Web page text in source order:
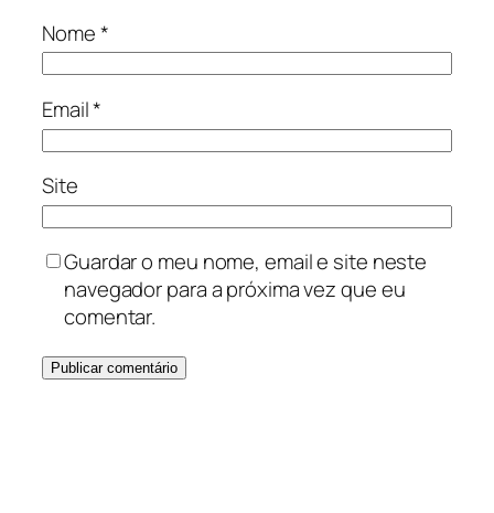
Nome*
Email*
Site
Guardar o meu nome, email e site neste
navegador para a próxima vez que eu
comentar.